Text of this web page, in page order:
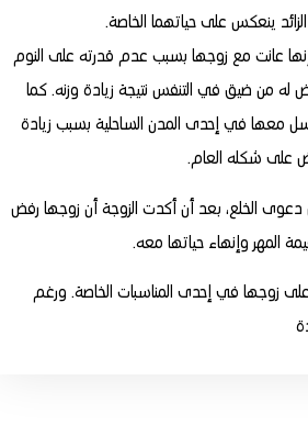
ينعكس على حياتهما الخاصة.
عانت مع زوجها بسبب عدم قدرته على النوم
من ضيق في التنفس نتيجة زيادة وزنه. كما
معها في إحدى المدن الساحلية بسبب زيادة
على شكله العام.
الخلع، بعد أن أكدت الزوجة أن زوجها رفض
المهر وإنهاء حياتها معه.
زوجها في إحدى المناسبات الخاصة. ورغم